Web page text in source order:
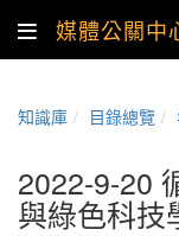
媒體公關中
知識庫 目錄總覽
2022-9-20
與綠色科技